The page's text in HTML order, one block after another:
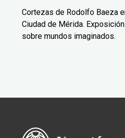
Cortezas de Rodolfo Baeza
Ciudad de Mérida.
sobre mundos imaginados.